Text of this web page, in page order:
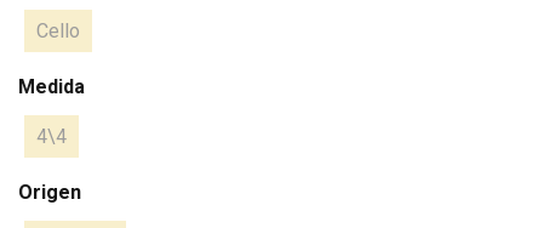
Cello
Medida
4\4
Origen